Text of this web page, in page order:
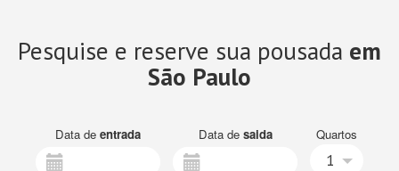
Pesquise e reserve sua pousada em
São Paulo
Data de entrada Data de saida Quartos
1